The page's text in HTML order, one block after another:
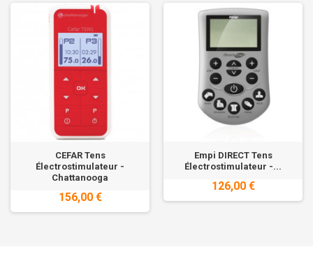
CEFAR Tens
Électrostimulateur -
Chattanooga
156,00 €
Empi DIRECT Tens
Électrostimulateur -...
126,00 €